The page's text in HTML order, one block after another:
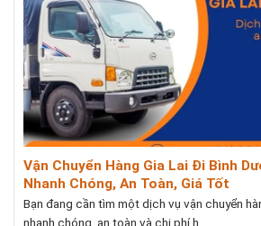
Vận Chuyển Hàng Gia Lai Đi Bình
Nhanh Chóng, An Toàn, Giá Tốt
Bạn đang cần tìm một dịch vụ vận chuyển
nhanh chóng, an toàn và chi phí h